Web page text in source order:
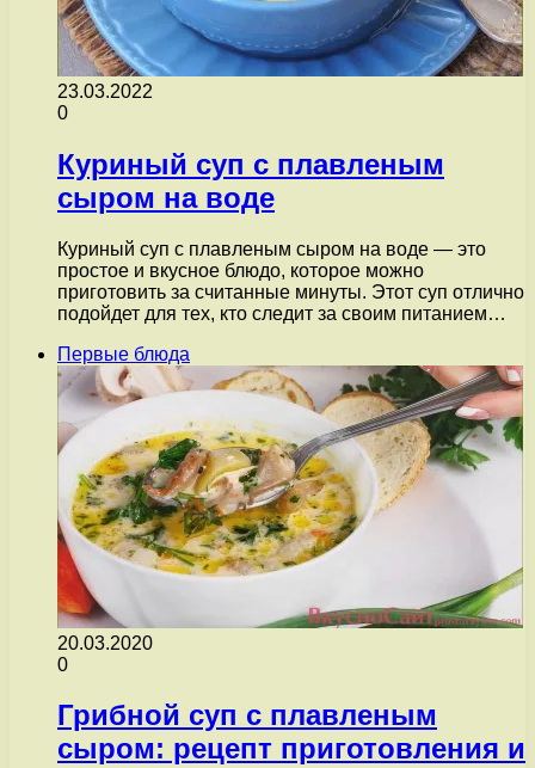
23.03.2022
0
Куриный суп с плавленым
сыром на воде
Куриный суп с плавленым сыром на воде — это
простое и вкусное блюдо, которое можно
приготовить за считанные минуты. Этот суп отлично
подойдет для тех, кто следит за своим питанием…
Первые блюда
20.03.2020
0
Грибной суп с плавленым
сыром: рецепт приготовления и